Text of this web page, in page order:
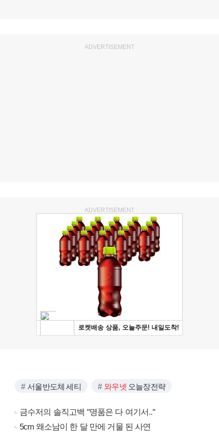
ADVERTISEMENT
ADVERTISEMENT
서울반도체 세티 와우넷 오늘장전략
금수저의 솔직고백 "명품은 다 여기서.."
5cm 왜소남이 한 달 만에 거물 된 사연